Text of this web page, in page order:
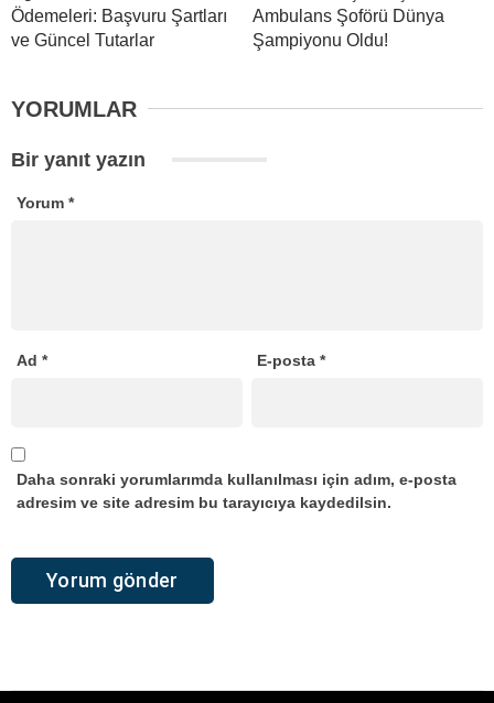
Ödemeleri: Başvuru Şartları
ve Güncel Tutarlar
Ambulans Şoförü Dünya
Şampiyonu Oldu!
YORUMLAR
Bir yanıt yazın
Yorum *
Ad * E-posta*
Daha sonraki yorumlarımda kullanılması için adım, e-posta
adresim ve site adresim bu tarayıcıya kaydedilsin.